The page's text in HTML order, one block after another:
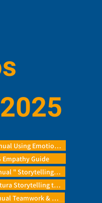
ING Manual Using Emotional Intelligence to Connect with Your Guests
Empathy Guide
ING Manual " Storytelling Learning Journal"
ING Lectura Storytelling to Storydoing
ING Manual Teamwork & networking